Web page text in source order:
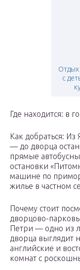
Отдых
с
Где находится: в
Как добраться:
— до дворца
прямые
остановки
машине по
жилье в частном
Почему стоит
дворцово-
Петри — одно из
дворца выглядит
английские и
комнат с